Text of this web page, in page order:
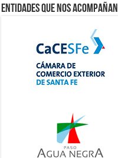
Entidades que nos acompañan